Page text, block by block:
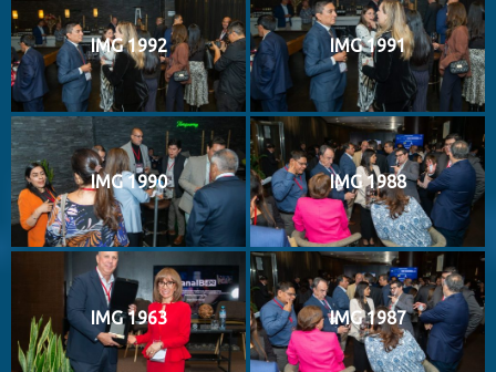
IMG 1992 IMG 1991
IMG 1990 IMG 1988
IMG 1963 IMG 1987